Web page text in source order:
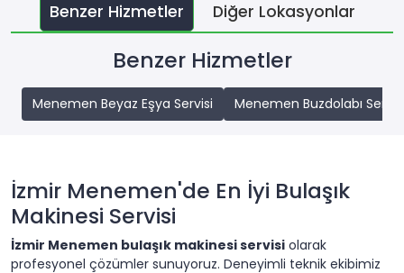
Benzer Hizmetler Diğer Lokasyonlar
Benzer Hizmetler
Menemen Beyaz Eşya Servisi Menemen Buzdolabı Servisi
İzmir Menemen'de En İyi Bulaşık
Makinesi Servisi
İzmir Menemen bulaşık makinesi servisi olarak
profesyonel çözümler sunuyoruz. Deneyimli teknik ekibimiz